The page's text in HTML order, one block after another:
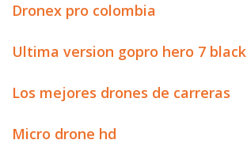
Dronex pro colombia
Ultima version gopro hero 7 black
Los mejores drones de carreras
Micro drone hd